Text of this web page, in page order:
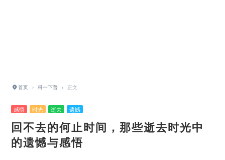
首页 › 科一下普 › 正文
感悟 时光 逝去 遗憾
回不去的何止时间，那些逝去时光中
的遗憾与感悟